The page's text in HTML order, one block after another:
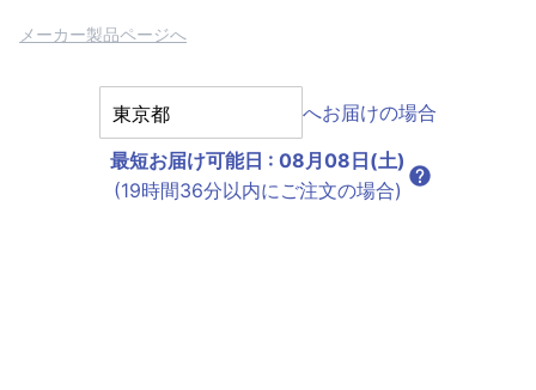
メーカー製品ページへ
へお届けの場合
最短お届け可能日 : 08月08日(土)
(19時間36分以内にご注文の場合)